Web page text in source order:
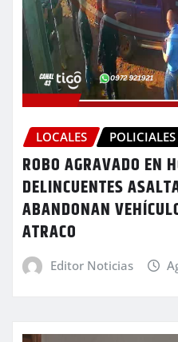
LOCALES POLICIALES
ROBO AGRAVADO EN
DELINCUENTES
ABANDONAN
ATRACO
Editor Noticias